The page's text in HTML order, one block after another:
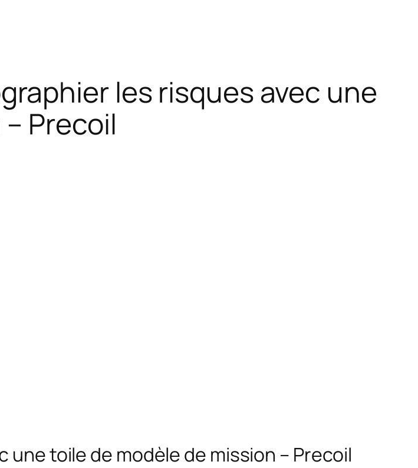
les risques avec une
Precoil
toile de modèle de mission – Precoil